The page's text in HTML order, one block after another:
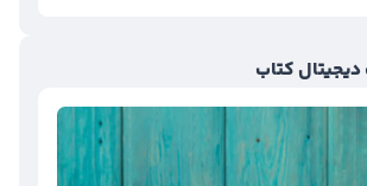
کتاب